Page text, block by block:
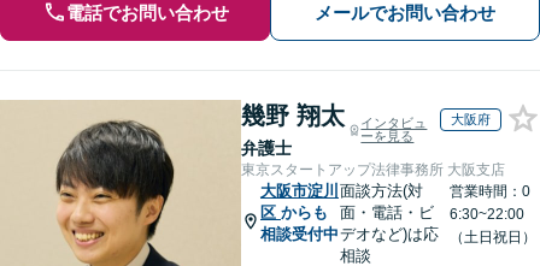
電話でお問い合わせ メールでお問い合わせ
幾野 翔太
弁護士
インタビュ
ーを見る
大阪府
東京スタートアップ法律事務所 大阪支店
大阪市淀川
区 からも
相談受付中
面談方法(対
面・電話・ビ
デオなど)は応
相談
営業時間：0
6:30~22:00
（土日祝日）